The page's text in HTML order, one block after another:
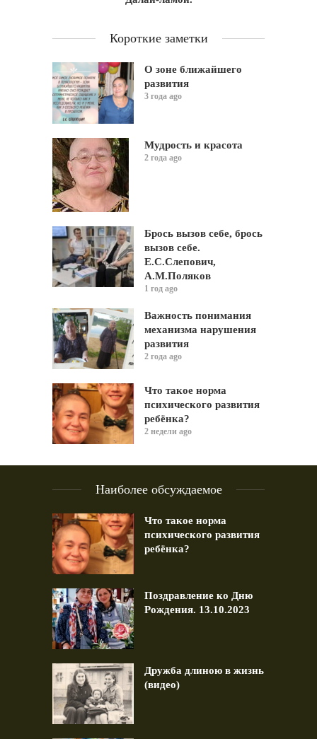
Короткие заметки
О зоне ближайшего
развития
3 года ago
Мудрость и красота
2 года ago
Брось вызов себе, брось
вызов себе.
Е.С.Слепович,
А.М.Поляков
1 год ago
Важность понимания
механизма нарушения
развития
2 года ago
Что такое норма
психического развития
ребёнка?
2 недели ago
Наиболее обсуждаемое
Что такое норма
психического развития
ребёнка?
Поздравление ко Дню
Рождения. 13.10.2023
Дружба длиною в жизнь
(видео)